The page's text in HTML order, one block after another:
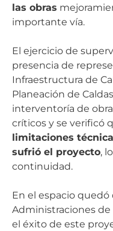
las obras
importante vía.
El ejercicio de
presencia de
Infraestructura de
Planeación de
interventoría de
críticos y se verificó
limitaciones
sufrió el proyecto,
continuidad.
En el espacio
Administraciones
el éxito de este